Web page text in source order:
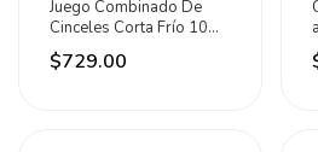
Juego Combinado De
Cinceles Corta Frío 10
Piezas Urrea
$729.00